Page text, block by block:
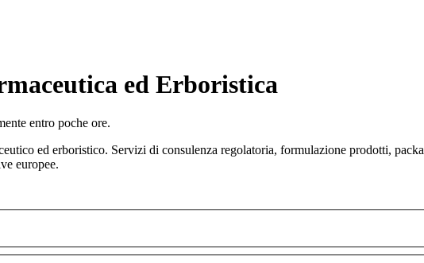
ed Erboristica
entro poche ore.
ed erboristico. Servizi di consulenza regolatoria, formulazione prodotti,
europee.